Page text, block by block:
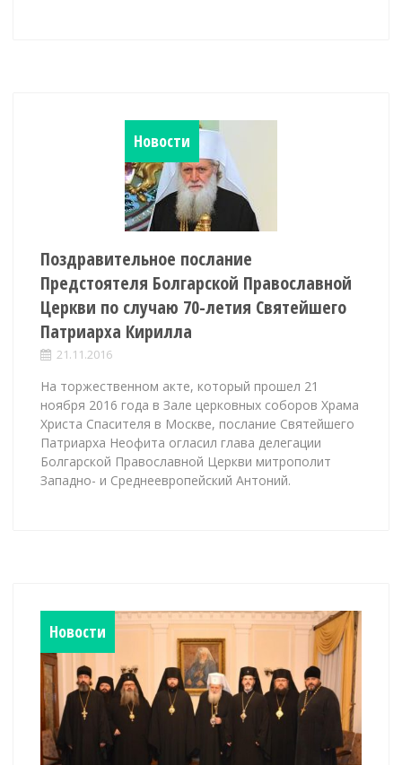
Новости
Поздравительное послание
Предстоятеля Болгарской Православной
Церкви по случаю 70-летия Святейшего
Патриарха Кирилла
21.11.2016
На торжественном акте, который прошел 21
ноября 2016 года в Зале церковных соборов Храма
Христа Спасителя в Москве, послание Святейшего
Патриарха Неофита огласил глава делегации
Болгарской Православной Церкви митрополит
Западно- и Среднеевропейский Антоний.
Новости